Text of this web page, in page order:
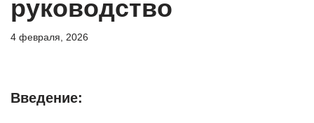
руководство
4 февраля, 2026
Введение: